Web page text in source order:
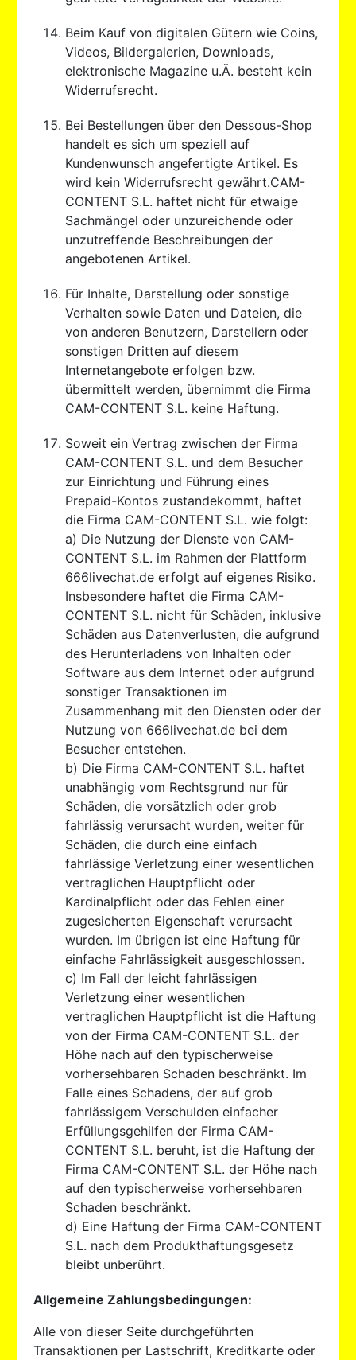
Beim Kauf von digitalen Gütern wie Coins,
Videos, Bildergalerien, Downloads,
elektronische Magazine u.Ä. besteht kein
Widerrufsrecht.
Bei Bestellungen über den Dessous-Shop
handelt es sich um speziell auf
Kundenwunsch angefertigte Artikel. Es
wird kein Widerrufsrecht gewährt.CAM-
CONTENT S.L. haftet nicht für etwaige
Sachmängel oder unzureichende oder
unzutreffende Beschreibungen der
angebotenen Artikel.
Für Inhalte, Darstellung oder sonstige
Verhalten sowie Daten und Dateien, die
von anderen Benutzern, Darstellern oder
sonstigen Dritten auf diesem
Internetangebote erfolgen bzw.
übermittelt werden, übernimmt die Firma
CAM-CONTENT S.L. keine Haftung.
Soweit ein Vertrag zwischen der Firma
CAM-CONTENT S.L. und dem Besucher
zur Einrichtung und Führung eines
Prepaid-Kontos zustandekommt, haftet
die Firma CAM-CONTENT S.L. wie folgt:
a) Die Nutzung der Dienste von CAM-
CONTENT S.L. im Rahmen der Plattform
666livechat.de erfolgt auf eigenes Risiko.
Insbesondere haftet die Firma CAM-
CONTENT S.L. nicht für Schäden, inklusive
Schäden aus Datenverlusten, die aufgrund
des Herunterladens von Inhalten oder
Software aus dem Internet oder aufgrund
sonstiger Transaktionen im
Zusammenhang mit den Diensten oder der
Nutzung von 666livechat.de bei dem
Besucher entstehen.
b) Die Firma CAM-CONTENT S.L. haftet
unabhängig vom Rechtsgrund nur für
Schäden, die vorsätzlich oder grob
fahrlässig verursacht wurden, weiter für
Schäden, die durch eine einfach
fahrlässige Verletzung einer wesentlichen
vertraglichen Hauptpflicht oder
Kardinalpflicht oder das Fehlen einer
zugesicherten Eigenschaft verursacht
wurden. Im übrigen ist eine Haftung für
einfache Fahrlässigkeit ausgeschlossen.
c) Im Fall der leicht fahrlässigen
Verletzung einer wesentlichen
vertraglichen Hauptpflicht ist die Haftung
von der Firma CAM-CONTENT S.L. der
Höhe nach auf den typischerweise
vorhersehbaren Schaden beschränkt. Im
Falle eines Schadens, der auf grob
fahrlässigem Verschulden einfacher
Erfüllungsgehilfen der Firma CAM-
CONTENT S.L. beruht, ist die Haftung der
Firma CAM-CONTENT S.L. der Höhe nach
auf den typischerweise vorhersehbaren
Schaden beschränkt.
d) Eine Haftung der Firma CAM-CONTENT
S.L. nach dem Produkthaftungsgesetz
bleibt unberührt.
Allgemeine Zahlungsbedingungen:
Alle von dieser Seite durchgeführten
Transaktionen per Lastschrift, Kreditkarte oder